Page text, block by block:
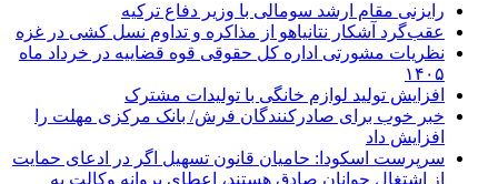
رایزنی مقام ارشد سومالی با وزیر دفاع ترکیه
عقب‌گرد آشکار نتانیاهو از مذاکره و تداوم نسل کشی در غزه
نظریات مشورتی اداره کل حقوقی قوه قضاییه در خرداد ماه
۱۴۰۵
افزایش تولید لوازم خانگی با تولیدات مشترک
خبر خوب برای صادرکنندگان فرش/ بانک مرکزی مهلت را
افزایش داد
سرپرست اسکودا: حامیان قانون تسهیل اگر در ادعای حمایت
از اشتغال جوانان صادق هستند، اعطای پروانه وکالت به